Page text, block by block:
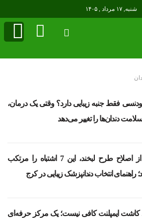
شنبه, ۱۷ مرداد , ۱۴۰۵
فقط جنبه زیبایی دارد؟ وقتی یک درمان،
سلامت دندان‌ها را تغییر می‌دهد
قبل از اصلاح طرح لبخند، این 7 اشتباه را مرتکب
راهنمای انتخاب دندانپزشک زیبایی در کرج
ایمپلنت کافی نیست؛ یک مرکز حرفه‌ای